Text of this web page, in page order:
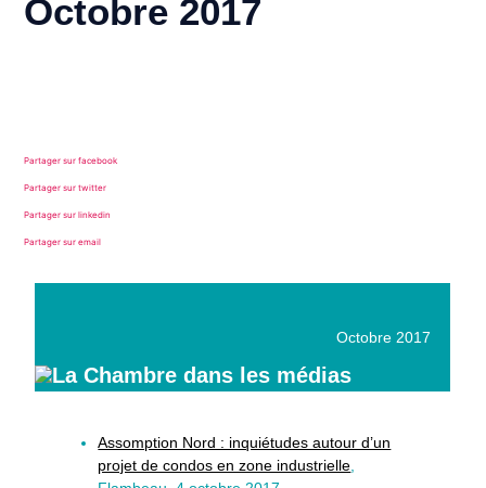
Octobre 2017
Partager sur facebook
Partager sur twitter
Partager sur linkedin
Partager sur email
Octobre 2017
La Chambre dans les médias
Assomption Nord : inquiétudes autour d’un
projet de condos en zone industrielle